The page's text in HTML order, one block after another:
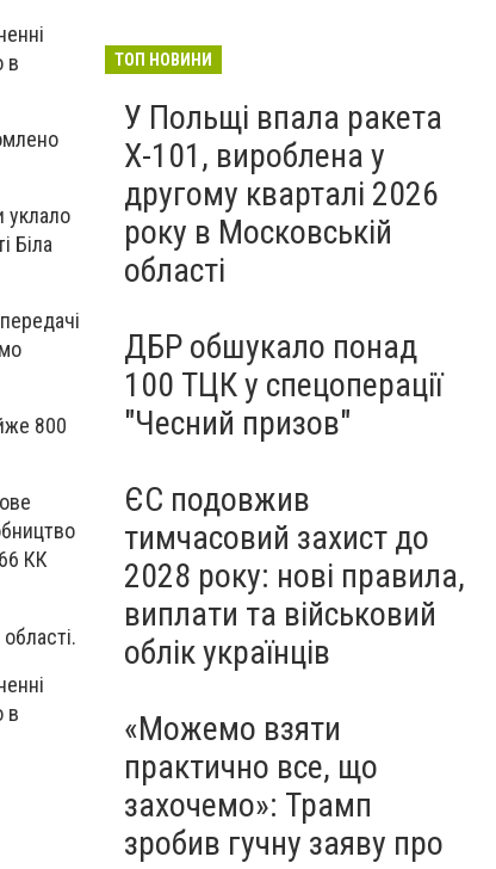
в
уклало
Біла
800
КК
в
ТОП НОВИНИ
У Польщі впала ракета
Х-101, вироблена у
другому кварталі 2026
року в Московській
області
ДБР обшукало понад
100 ТЦК у спецоперації
"Чесний призов"
ЄС подовжив
тимчасовий захист до
2028 року: нові правила,
виплати та військовий
облік українців
«Можемо взяти
практично все, що
захочемо»: Трамп
зробив гучну заяву про